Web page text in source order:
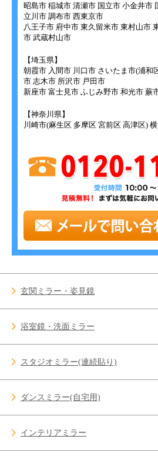
昭島市 稲城市 清瀬市 国立市 小金井市
立川市 調布市 西東京市
八王子市 府中市 東久留米市 東村山市
市 武蔵村山市
【埼玉県】
朝霞市 入間市 川口市 さいたま市(浦和
市 志木市 所沢市 戸田市
新座市 富士見市 ふじみ野市 和光市 蕨
【神奈川県】
川崎市(麻生区 多摩区 宮前区 高津区)
玄関ミラー・姿見鏡
浴室鏡・洗面ミラー
スタジオミラー(連続貼り)
ダンスミラー(自宅用)
インテリアミラー